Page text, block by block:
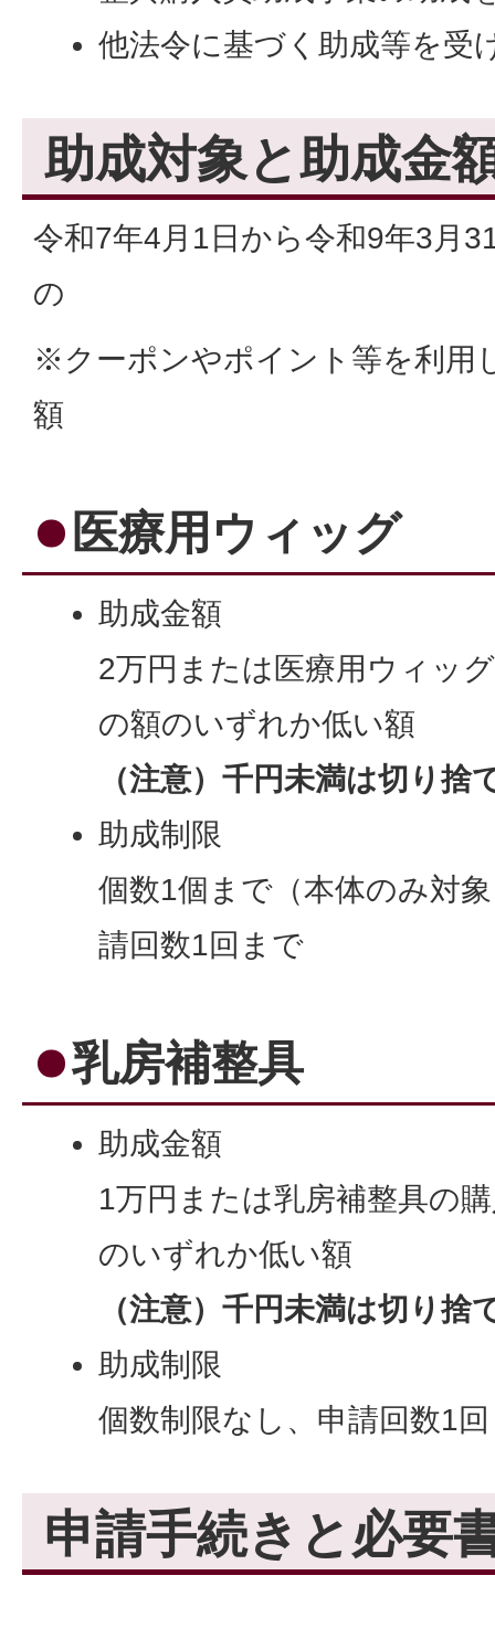
他法令に基づく助成等を受
助成対象と助成金
令和7年4月1日から令和9年3月
の
※クーポンやポイント等を利用
額
医療用ウィッグ
助成金額
2万円または医療用ウィッ
の額のいずれか低い額
（注意）千円未満は切り捨
助成制限
個数1個まで（本体のみ対
請回数1回まで
乳房補整具
助成金額
1万円または乳房補整具の
のいずれか低い額
（注意）千円未満は切り捨
助成制限
個数制限なし、申請回数1
申請手続きと必要